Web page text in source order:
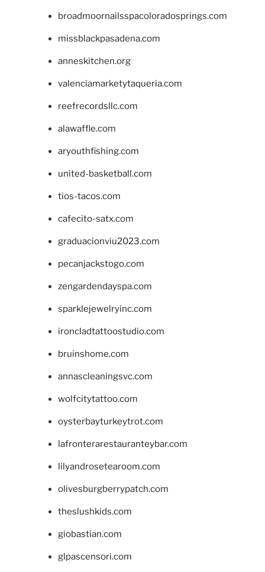
broadmoornailsspacoloradosprings.com
missblackpasadena.com
anneskitchen.org
valenciamarketytaqueria.com
reefrecordsllc.com
alawaffle.com
aryouthfishing.com
united-basketball.com
tios-tacos.com
cafecito-satx.com
graduacionviu2023.com
pecanjackstogo.com
zengardendayspa.com
sparklejewelryinc.com
ironcladtattoostudio.com
bruinshome.com
annascleaningsvc.com
wolfcitytattoo.com
oysterbayturkeytrot.com
lafronterarestauranteybar.com
lilyandrosetearoom.com
olivesburgberrypatch.com
theslushkids.com
giobastian.com
glpascensori.com